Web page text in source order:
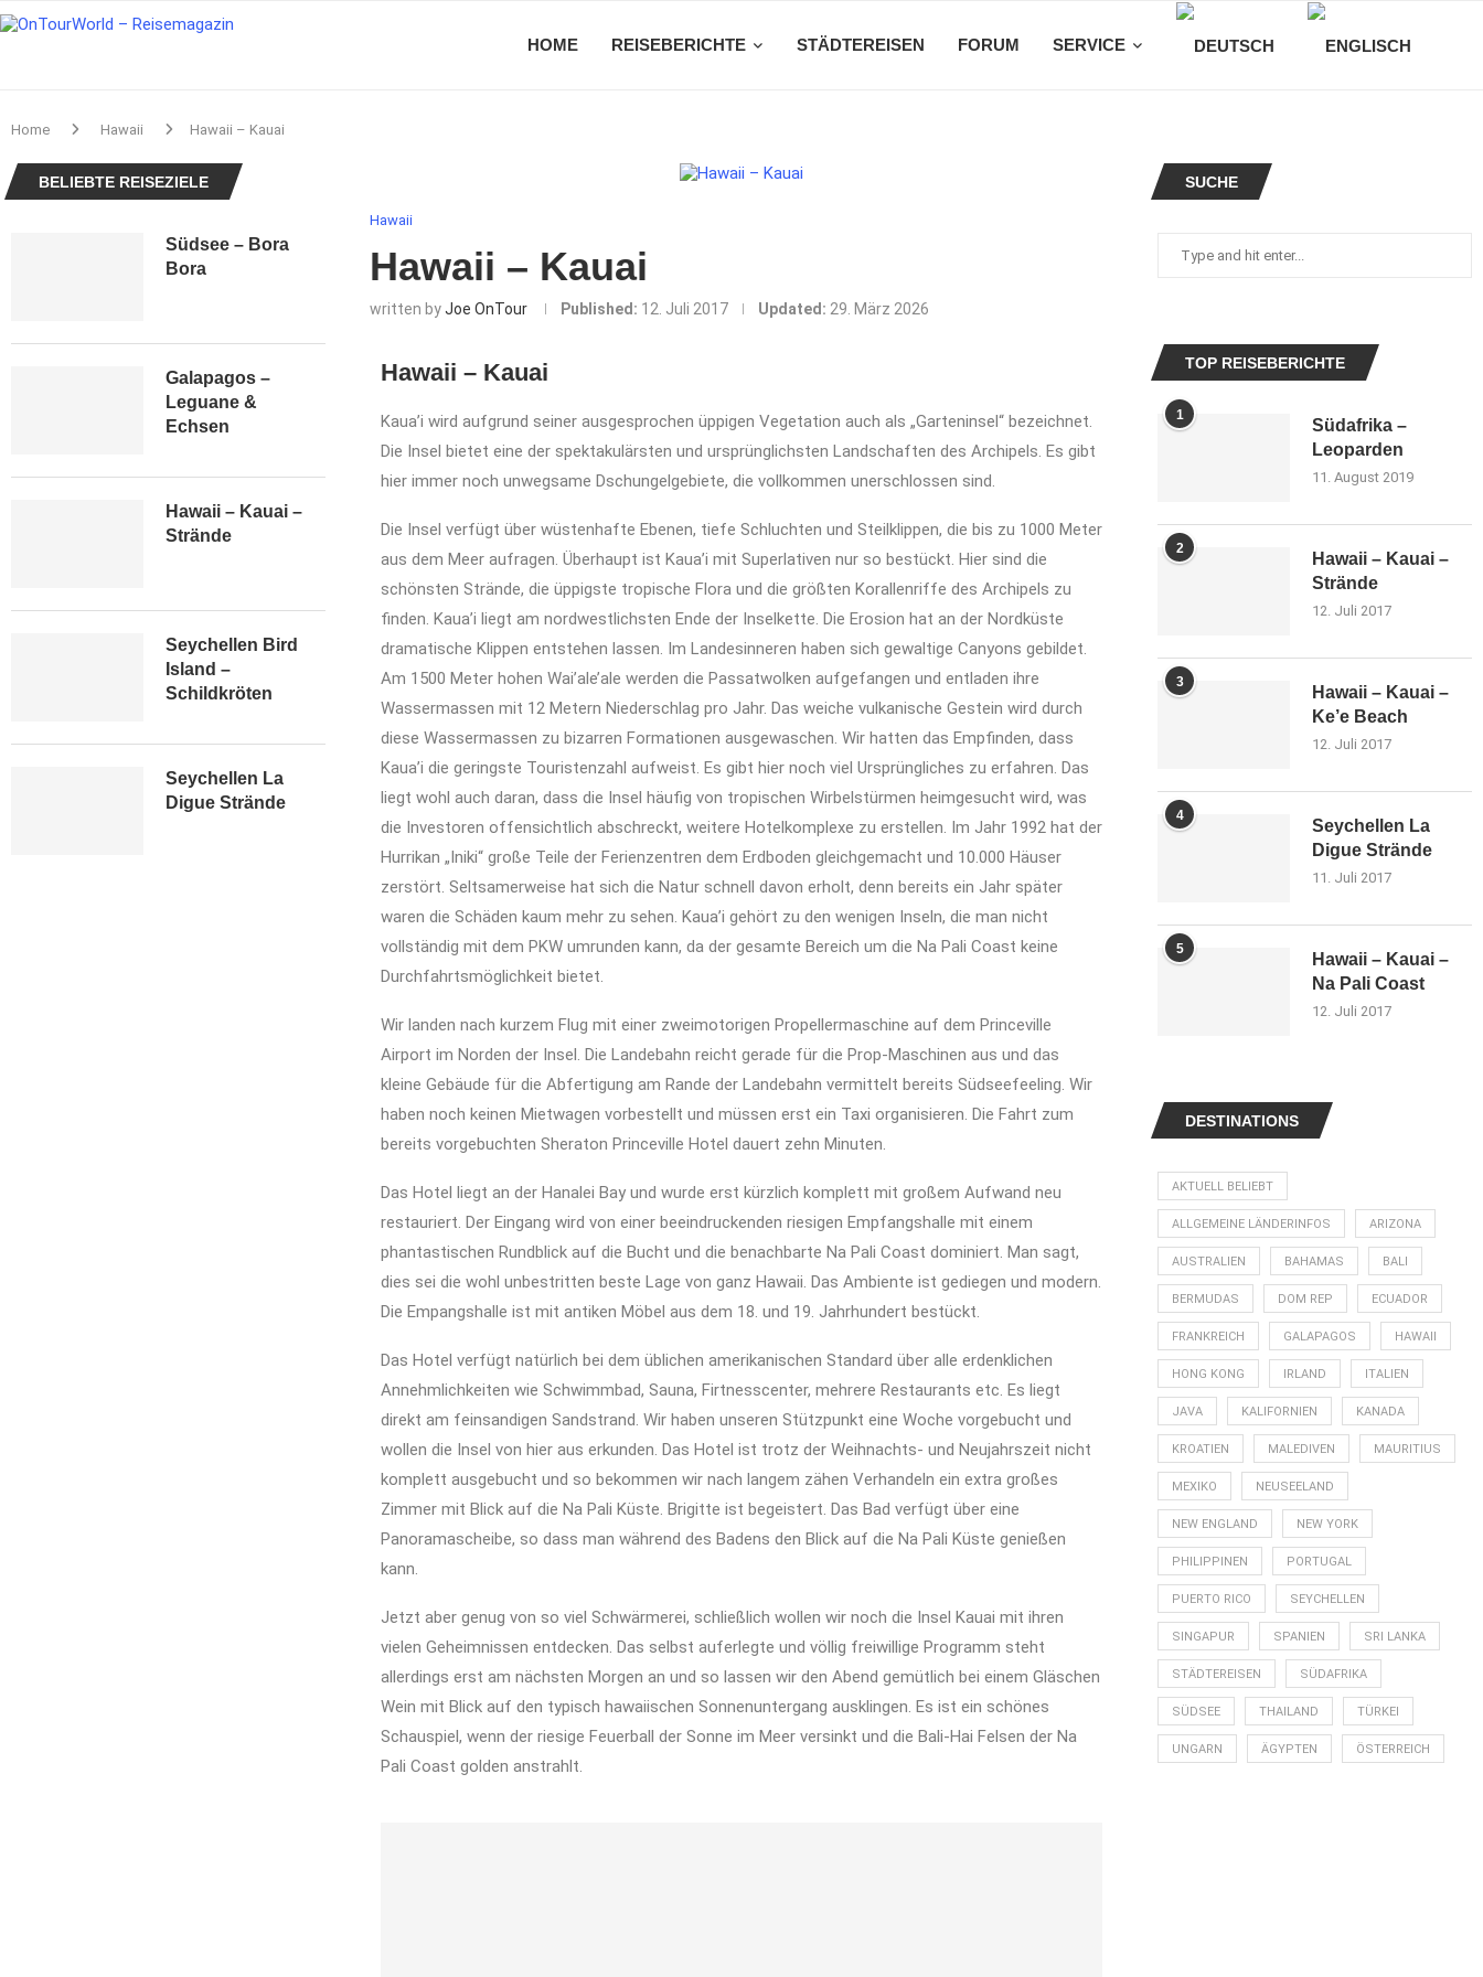
HOME REISEBERICHTE STÄDTEREISEN FORUM SERVICE
Home Hawaii Hawaii – Kauai
Hawaii
Hawaii – Kauai
written byJoe OnTour Published: 12. Juli 2017 Updated: 29. März 2026
Hawaii – Kauai
Kaua’i wird aufgrund seiner ausgesprochen üppigen Vegetation auch als „Garteninsel“ bezeichnet.
Die Insel bietet eine der spektakulärsten und ursprünglichsten Landschaften des Archipels. Es gibt
hier immer noch unwegsame Dschungelgebiete, die vollkommen unerschlossen sind.
Die Insel verfügt über wüstenhafte Ebenen, tiefe Schluchten und Steilklippen, die bis zu 1000 Meter
aus dem Meer aufragen. Überhaupt ist Kaua’i mit Superlativen nur so bestückt. Hier sind die
schönsten Strände, die üppigste tropische Flora und die größten Korallenriffe des Archipels zu
finden. Kaua’i liegt am nordwestlichsten Ende der Inselkette. Die Erosion hat an der Nordküste
dramatische Klippen entstehen lassen. Im Landesinneren haben sich gewaltige Canyons gebildet.
Am 1500 Meter hohen Wai’ale’ale werden die Passatwolken aufgefangen und entladen ihre
Wassermassen mit 12 Metern Niederschlag pro Jahr. Das weiche vulkanische Gestein wird durch
diese Wassermassen zu bizarren Formationen ausgewaschen. Wir hatten das Empfinden, dass
Kaua’i die geringste Touristenzahl aufweist. Es gibt hier noch viel Ursprüngliches zu erfahren. Das
liegt wohl auch daran, dass die Insel häufig von tropischen Wirbelstürmen heimgesucht wird, was
die Investoren offensichtlich abschreckt, weitere Hotelkomplexe zu erstellen. Im Jahr 1992 hat der
Hurrikan „Iniki“ große Teile der Ferienzentren dem Erdboden gleichgemacht und 10.000 Häuser
zerstört. Seltsamerweise hat sich die Natur schnell davon erholt, denn bereits ein Jahr später
waren die Schäden kaum mehr zu sehen. Kaua’i gehört zu den wenigen Inseln, die man nicht
vollständig mit dem PKW umrunden kann, da der gesamte Bereich um die Na Pali Coast keine
Durchfahrtsmöglichkeit bietet.
Wir landen nach kurzem Flug mit einer zweimotorigen Propellermaschine auf dem Princeville
Airport im Norden der Insel. Die Landebahn reicht gerade für die Prop-Maschinen aus und das
kleine Gebäude für die Abfertigung am Rande der Landebahn vermittelt bereits Südseefeeling. Wir
haben noch keinen Mietwagen vorbestellt und müssen erst ein Taxi organisieren. Die Fahrt zum
bereits vorgebuchten Sheraton Princeville Hotel dauert zehn Minuten.
Das Hotel liegt an der Hanalei Bay und wurde erst kürzlich komplett mit großem Aufwand neu
restauriert. Der Eingang wird von einer beeindruckenden riesigen Empfangshalle mit einem
phantastischen Rundblick auf die Bucht und die benachbarte Na Pali Coast dominiert. Man sagt,
dies sei die wohl unbestritten beste Lage von ganz Hawaii. Das Ambiente ist gediegen und modern.
Die Empangshalle ist mit antiken Möbel aus dem 18. und 19. Jahrhundert bestückt.
Das Hotel verfügt natürlich bei dem üblichen amerikanischen Standard über alle erdenklichen
Annehmlichkeiten wie Schwimmbad, Sauna, Firtnesscenter, mehrere Restaurants etc. Es liegt
direkt am feinsandigen Sandstrand. Wir haben unseren Stützpunkt eine Woche vorgebucht und
wollen die Insel von hier aus erkunden. Das Hotel ist trotz der Weihnachts- und Neujahrszeit nicht
komplett ausgebucht und so bekommen wir nach langem zähen Verhandeln ein extra großes
Zimmer mit Blick auf die Na Pali Küste. Brigitte ist begeistert. Das Bad verfügt über eine
Panoramascheibe, so dass man während des Badens den Blick auf die Na Pali Küste genießen
kann.
Jetzt aber genug von so viel Schwärmerei, schließlich wollen wir noch die Insel Kauai mit ihren
vielen Geheimnissen entdecken. Das selbst auferlegte und völlig freiwillige Programm steht
allerdings erst am nächsten Morgen an und so lassen wir den Abend gemütlich bei einem Gläschen
Wein mit Blick auf den typisch hawaiischen Sonnenuntergang ausklingen. Es ist ein schönes
Schauspiel, wenn der riesige Feuerball der Sonne im Meer versinkt und die Bali-Hai Felsen der Na
Pali Coast golden anstrahlt.
SUCHE
TOP REISEBERICHTE
1
Südafrika –
Leoparden
11. August 2019
2
Hawaii – Kauai –
Strände
12. Juli 2017
3
Hawaii – Kauai –
Ke’e Beach
12. Juli 2017
4
Seychellen La
Digue Strände
11. Juli 2017
5
Hawaii – Kauai –
Na Pali Coast
12. Juli 2017
DESTINATIONS
AKTUELL BELIEBT
ALLGEMEINE LÄNDERINFOS ARIZONA
AUSTRALIEN BAHAMAS BALI
BERMUDAS DOM REP ECUADOR
FRANKREICH GALAPAGOS HAWAII
HONG KONG IRLAND ITALIEN
JAVA KALIFORNIEN KANADA
KROATIEN MALEDIVEN MAURITIUS
MEXIKO NEUSEELAND
NEW ENGLAND NEW YORK
PHILIPPINEN PORTUGAL
PUERTO RICO SEYCHELLEN
SINGAPUR SPANIEN SRI LANKA
STÄDTEREISEN SÜDAFRIKA
SÜDSEE THAILAND TÜRKEI
UNGARN ÄGYPTEN ÖSTERREICH
BELIEBTE REISEZIELE
Südsee – Bora
Bora
Galapagos –
Leguane &
Echsen
Hawaii – Kauai –
Strände
Seychellen Bird
Island –
Schildkröten
Seychellen La
Digue Strände